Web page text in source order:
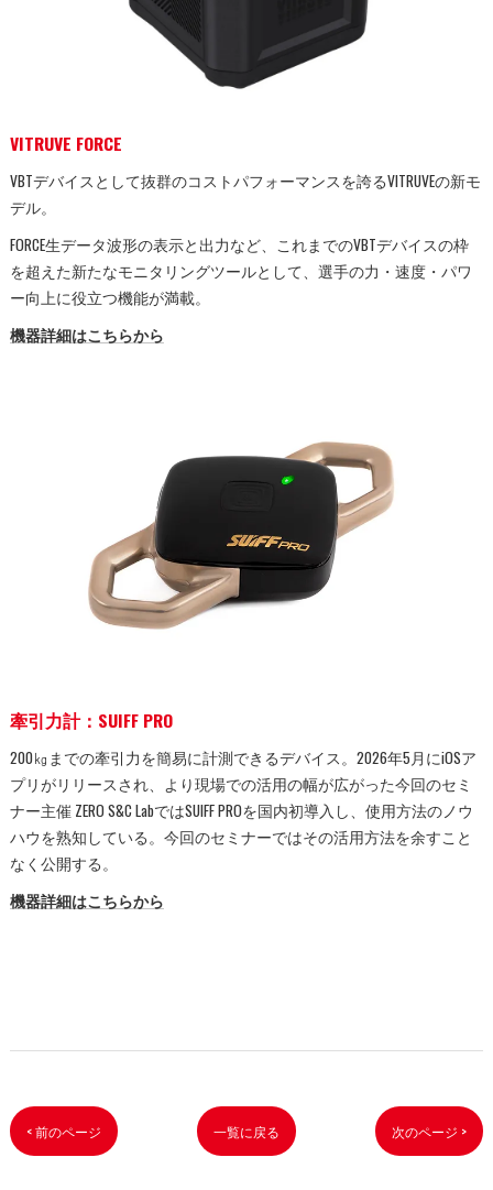
VITRUVE FORCE
VBTデバイスとして抜群のコストパフォーマンスを誇るVITRUVEの新モ
デル。
FORCE生データ波形の表示と出力など、これまでのVBTデバイスの枠
を超えた新たなモニタリングツールとして、選手の力・速度・パワ
ー向上に役立つ機能が満載。
機器詳細はこちらから
牽引力計：SUIFF PRO
200㎏までの牽引力を簡易に計測できるデバイス。2026年5月にiOSア
プリがリリースされ、より現場での活用の幅が広がった今回のセミ
ナー主催 ZERO S&C LabではSUIFF PROを国内初導入し、使用方法のノウ
ハウを熟知している。今回のセミナーではその活用方法を余すこと
なく公開する。
機器詳細はこちらから
< 前のページ 一覧に戻る 次のページ >